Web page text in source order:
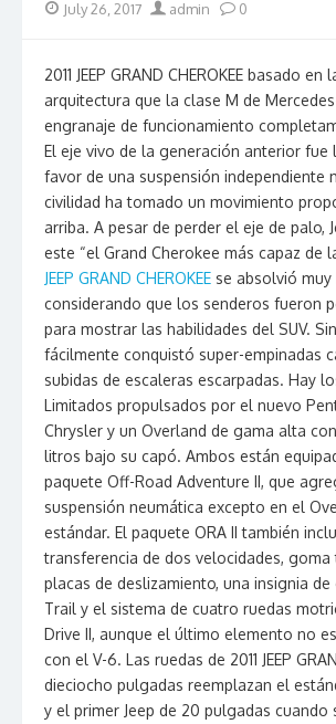
PostedJuly 26, 2017 Author
admin 0
2011 JEEP GRAND CHEROKEE basado en
arquitectura que la clase M de
engranaje de funcionamiento
El eje vivo de la generación anterior fue
favor de una suspensión independiente
civilidad ha tomado un movimiento
arriba. A pesar de perder el eje de palo,
este “el Grand Cherokee más capaz de
JEEP GRAND CHEROKEE se absolvió muy
considerando que los senderos fueron
para mostrar las habilidades del SUV.
fácilmente conquistó super-empinadas
subidas de escaleras escarpadas. Hay
Limitados propulsados por el nuevo
Chrysler y un Overland de gama alta
litros bajo su capó. Ambos están
paquete Off-Road Adventure II, que
suspensión neumática excepto en el
estándar. El paquete ORA II también
transferencia de dos velocidades,
placas de deslizamiento, una insignia de
Trail y el sistema de cuatro ruedas
Drive II, aunque el último elemento no
con el V-6. Las ruedas de 2011 JEEP
dieciocho pulgadas reemplazan el
y el primer Jeep de 20 pulgadas cuando